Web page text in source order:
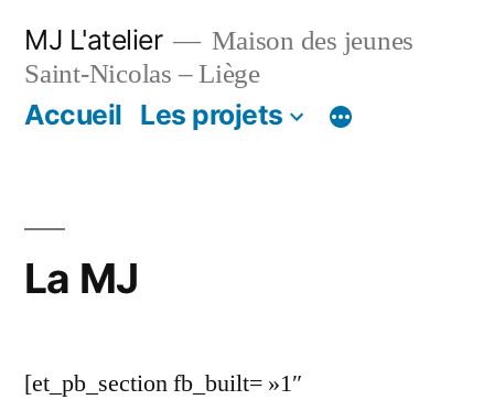
contenu
MJ L'atelier
Maison des jeunes
Saint-Nicolas – Liège
Accueil Les projets
La MJ
[et_pb_section fb_built= »1″